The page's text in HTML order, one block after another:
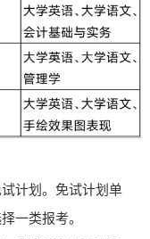
计划。免试计划单
一类报考。